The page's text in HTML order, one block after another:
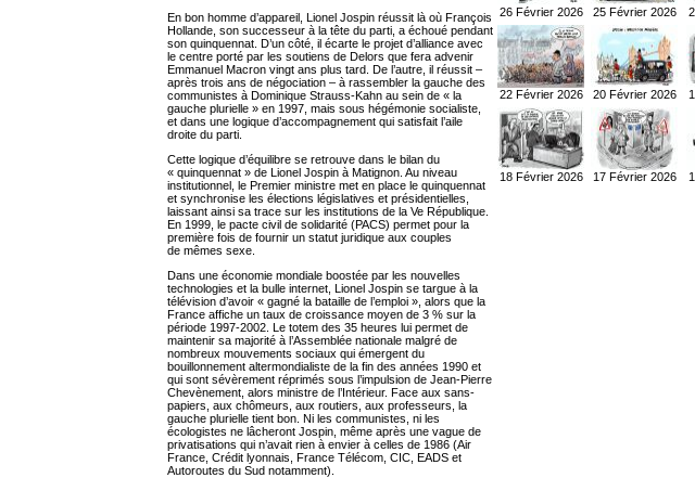
26 Février 2026 25 Février 2026
22 Février 2026 20 Février 2026
18 Février 2026 17 Février 2026
En bon homme d’appareil, Lionel Jospin réussit là où François
Hollande, son successeur à la tête du parti, a échoué pendant
son quinquennat. D’un côté, il écarte le projet d’alliance avec
le centre porté par les soutiens de Delors que fera advenir
Emmanuel Macron vingt ans plus tard. De l’autre, il réussit –
après trois ans de négociation – à rassembler la gauche des
communistes à Dominique Strauss-Kahn au sein de « la
gauche plurielle » en 1997, mais sous hégémonie socialiste,
et dans une logique d’accompagnement qui satisfait l’aile
droite du parti.
Cette logique d’équilibre se retrouve dans le bilan du
« quinquennat » de Lionel Jospin à Matignon. Au niveau
institutionnel, le Premier ministre met en place le quinquennat
et synchronise les élections législatives et présidentielles,
laissant ainsi sa trace sur les institutions de la Ve République.
En 1999, le pacte civil de solidarité (PACS) permet pour la
première fois de fournir un statut juridique aux couples
de mêmes sexe.
Dans une économie mondiale boostée par les nouvelles
technologies et la bulle internet, Lionel Jospin se targue à la
télévision d’avoir « gagné la bataille de l’emploi », alors que la
France affiche un taux de croissance moyen de 3 % sur la
période 1997-2002. Le totem des 35 heures lui permet de
maintenir sa majorité à l’Assemblée nationale malgré de
nombreux mouvements sociaux qui émergent du
bouillonnement altermondialiste de la fin des années 1990 et
qui sont sévèrement réprimés sous l’impulsion de Jean-Pierre
Chevènement, alors ministre de l’Intérieur. Face aux sans-
papiers, aux chômeurs, aux routiers, aux professeurs, la
gauche plurielle tient bon. Ni les communistes, ni les
écologistes ne lâcheront Jospin, même après une vague de
privatisations qui n’avait rien à envier à celles de 1986 (Air
France, Crédit lyonnais, France Télécom, CIC, EADS et
Autoroutes du Sud notamment).